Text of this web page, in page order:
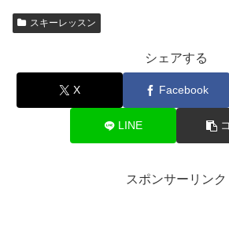
スキーレッスン
シェアする
X Facebook
LINE
スポンサーリンク